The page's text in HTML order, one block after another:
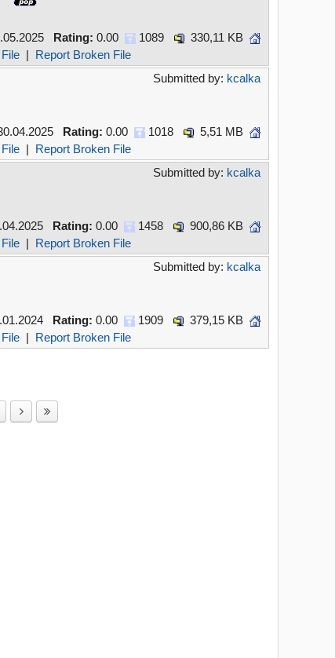
Rating: 0.00 1089
330,11 KB
| Report Broken File
Submitted by: kcalka
Rating: 0.00 1018
5,51 MB
| Report Broken File
Submitted by: kcalka
Rating: 0.00 1458
900,86 KB
| Report Broken File
Submitted by: kcalka
Rating: 0.00 1909
379,15 KB
| Report Broken File